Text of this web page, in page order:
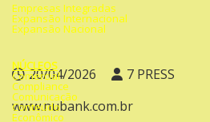
20/04/2026
7 PRESS
www.nubank.com.br
Empresas Integradas
Expansão Internacional
Expansão Nacional
NÚCLEOS
Comercial
Compliance
Comunicação
Conteúdo
Econômico